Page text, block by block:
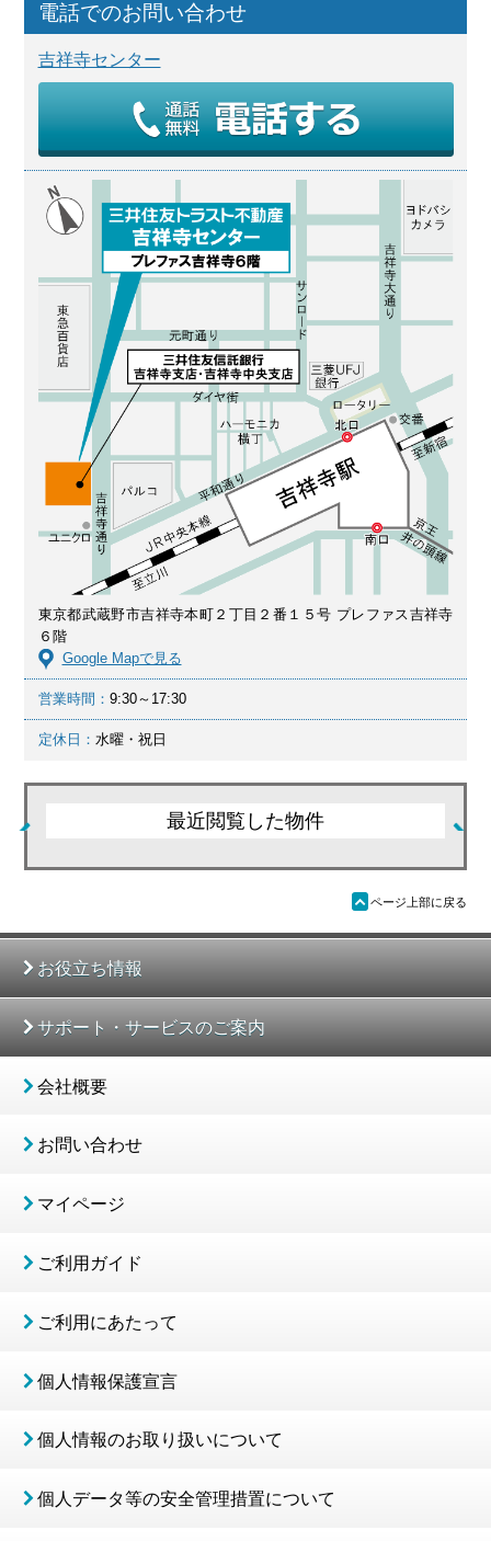
電話でのお問い合わせ
吉祥寺センター
東京都武蔵野市吉祥寺本町２丁目２番１５号 プレファス吉祥寺
６階
Google Mapで見る
営業時間： 9:30～17:30
定休日： 水曜・祝日
最近閲覧した物件
ü ページ上部に戻る
お役立ち情報
サポート・サービスのご案内
会社概要
お問い合わせ
マイページ
ご利用ガイド
ご利用にあたって
個人情報保護宣言
個人情報のお取り扱いについて
個人データ等の安全管理措置について